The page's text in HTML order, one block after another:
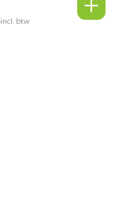
incl. btw